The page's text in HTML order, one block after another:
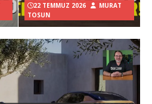
22 TEMMUZ 2026
MURAT
TOSUN